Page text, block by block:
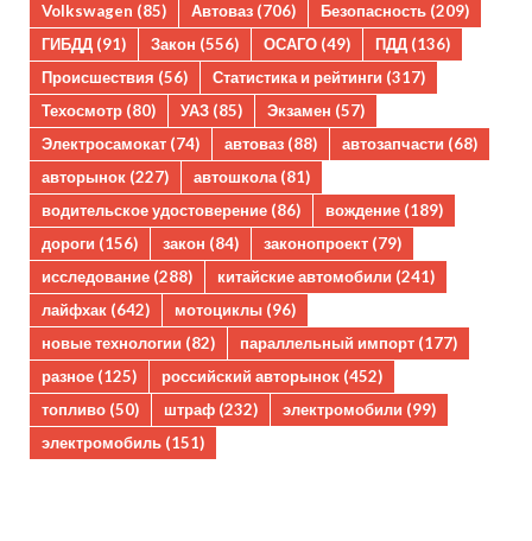
Volkswagen (85) Автоваз (706) Безопасность (209)
ГИБДД (91) Закон (556) ОСАГО (49) ПДД (136)
Происшествия (56) Статистика и рейтинги (317)
Техосмотр (80) УАЗ (85) Экзамен (57)
Электросамокат (74) автоваз (88) автозапчасти (68)
авторынок (227) автошкола(81)
водительское удостоверение (86) вождение (189)
дороги (156) закон (84) законопроект (79)
исследование (288) китайские автомобили (241)
лайфхак (642) мотоциклы (96)
новые технологии (82) параллельный импорт (177)
разное (125) российский авторынок (452)
топливо (50) штраф (232) электромобили (99)
электромобиль (151)